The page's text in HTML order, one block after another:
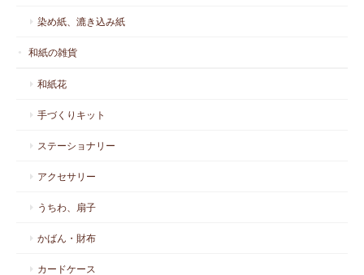
染め紙、漉き込み紙
和紙の雑貨
和紙花
手づくりキット
ステーショナリー
アクセサリー
うちわ、扇子
かばん・財布
カードケース